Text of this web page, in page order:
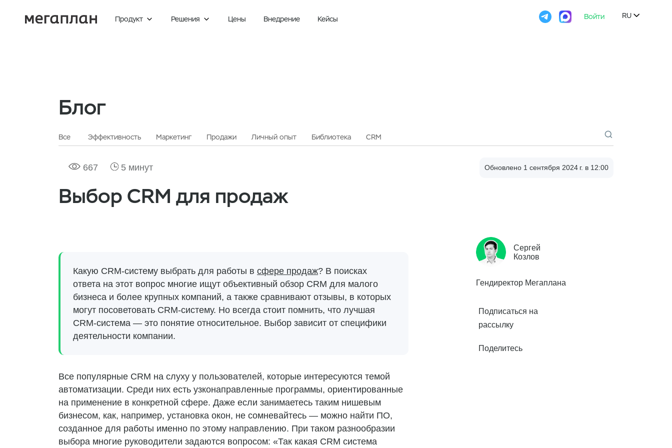
Продукт  Решения  Цены Внедрение Кейсы Войти RU 
Блог
Все Эффективность Маркетинг Продажи Личный опыт Библиотека CRM 
667 5 минут Обновлено 1 сентября 2024 г. в 12:00
Выбор CRM для продаж
Какую CRM-систему выбрать для работы в сфере продаж? В поисках
ответа на этот вопрос многие ищут объективный обзор CRM для малого
бизнеса и более крупных компаний, а также сравнивают отзывы, в которых
могут посоветовать CRM-систему. Но всегда стоит помнить, что лучшая
CRM-система — это понятие относительное. Выбор зависит от специфики
деятельности компании.
Все популярные CRM на слуху у пользователей, которые интересуются темой
автоматизации. Среди них есть узконаправленные программы, ориентированные
на применение в конкретной сфере. Даже если занимаетесь таким нишевым
бизнесом, как, например, установка окон, не сомневайтесь — можно найти ПО,
созданное для работы именно по этому направлению. При таком разнообразии
выбора многие руководители задаются вопросом: «Так какая CRM система
Сергей
Козлов
Гендиректор Мегаплана
Подписаться на
рассылку
Поделитесь